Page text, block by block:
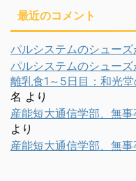
最近のコメント
パルシステムのシュー
パルシステムのシュー
離乳食1～5日目：和光堂
名 より
産能短大通信学部、無
より
産能短大通信学部、無